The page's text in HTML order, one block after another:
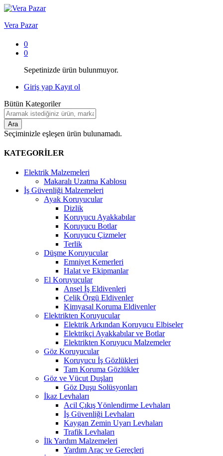
Vera Pazar
0
0
Sepetinizde ürün bulunmuyor.
Giriş yap Kayıt ol
Bütün Kategoriler
Ara
Seçiminizle eşleşen ürün bulunamadı.
KATEGORİLER
Elektrik Malzemeleri
Makaralı Uzatma Kablosu
İş Güvenliği Malzemeleri
Ayak Koruyucular
Dizlik
Koruyucu Ayakkabılar
Koruyucu Botlar
Koruyucu Çizmeler
Terlik
Düşme Koruyucular
Emniyet Kemerleri
Halat ve Ekipmanlar
El Koruyucular
Ansel İş Eldivenleri
Çelik Örgü Eldivenler
Kimyasal Koruma Eldivenler
Elektrikten Koruyucular
Elektrik Arkından Koruyucu Elbiseler
Elektrikçi Ayakkabılar ve Botlar
Elektrikten Koruyucu Malzemeler
Göz Koruyucular
Koruyucu İş Gözlükleri
Tam Koruma Gözlükler
Göz ve Vücut Duşları
Göz Duşu Solüsyonları
İkaz Levhaları
Acil Çıkış Yönlendirme Levhaları
İş Güvenliği Levhaları
Kaygan Zemin Uyarı Levhaları
Trafik Levhaları
İlk Yardım Malzemeleri
Yardım Araç ve Gereçleri